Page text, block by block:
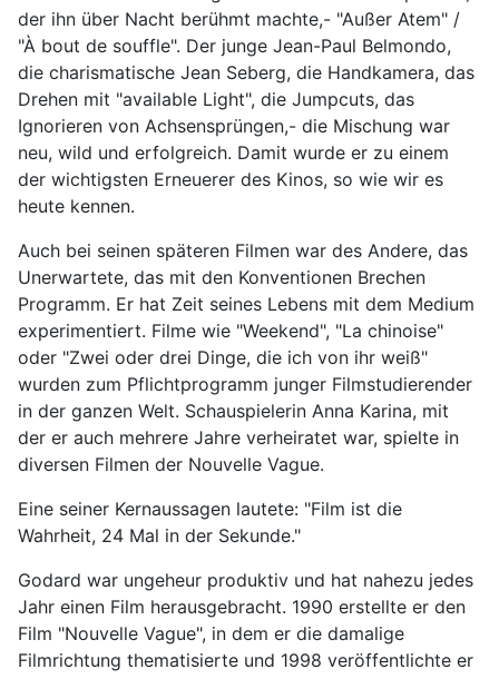
der ihn über Nacht berühmt machte,- "Außer Atem" /
"À bout de souffle". Der junge Jean-Paul Belmondo,
die charismatische Jean Seberg, die Handkamera, das
Drehen mit "available Light", die Jumpcuts, das
Ignorieren von Achsensprüngen,- die Mischung war
neu, wild und erfolgreich. Damit wurde er zu einem
der wichtigsten Erneuerer des Kinos, so wie wir es
heute kennen.
Auch bei seinen späteren Filmen war des Andere, das
Unerwartete, das mit den Konventionen Brechen
Programm. Er hat Zeit seines Lebens mit dem Medium
experimentiert. Filme wie "Weekend", "La chinoise"
oder "Zwei oder drei Dinge, die ich von ihr weiß"
wurden zum Pflichtprogramm junger Filmstudierender
in der ganzen Welt. Schauspielerin Anna Karina, mit
der er auch mehrere Jahre verheiratet war, spielte in
diversen Filmen der Nouvelle Vague.
Eine seiner Kernaussagen lautete: "Film ist die
Wahrheit, 24 Mal in der Sekunde."
Godard war ungeheur produktiv und hat nahezu jedes
Jahr einen Film herausgebracht. 1990 erstellte er den
Film "Nouvelle Vague", in dem er die damalige
Filmrichtung thematisierte und 1998 veröffentlichte er